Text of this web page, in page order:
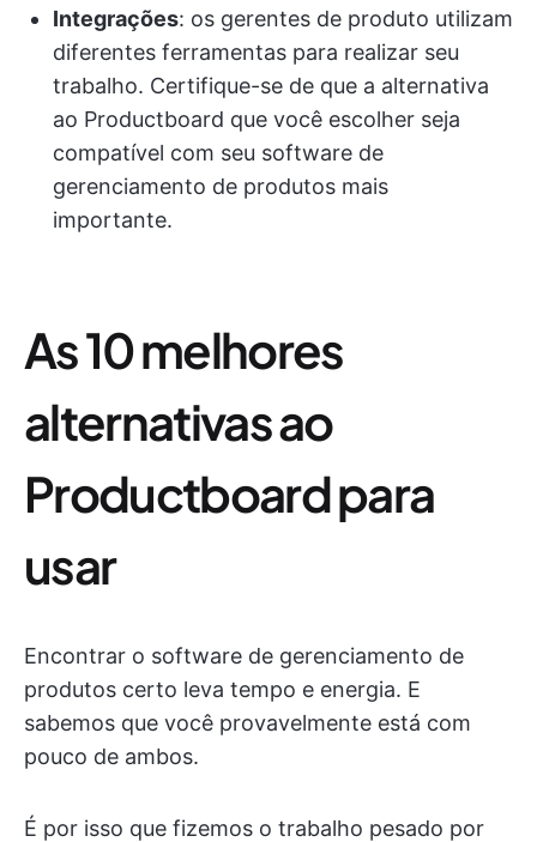
Integrações: os gerentes de produto utilizam
diferentes ferramentas para realizar seu
trabalho. Certifique-se de que a alternativa
ao Productboard que você escolher seja
compatível com seu software de
gerenciamento de produtos mais
importante.
As 10 melhores
alternativas ao
Productboard para
usar
Encontrar o software de gerenciamento de
produtos certo leva tempo e energia. E
sabemos que você provavelmente está com
pouco de ambos.
É por isso que fizemos o trabalho pesado por